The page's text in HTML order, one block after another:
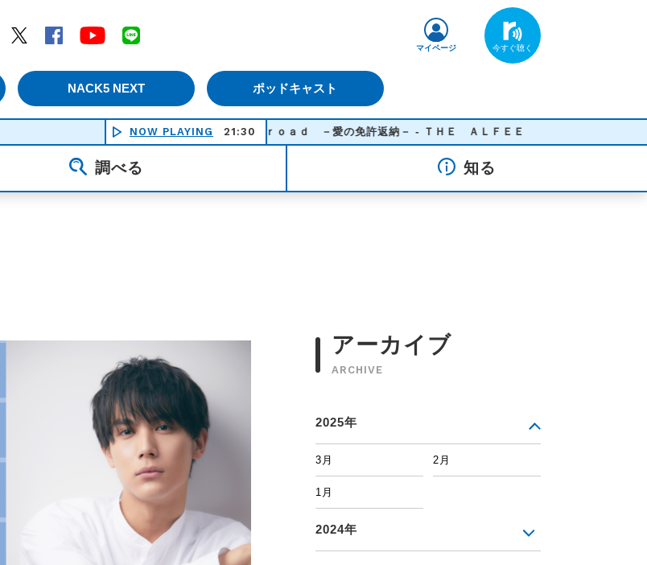
Twitter
Facebook YouTube
NACK5 NEXT ポッドキャスト
マイページ
NOW PLAYING 21:30
Ｃｒｏｓｓｒｏａｄ －愛の免許返納－ - ＴＨＥ ＡＬＦＥＥ
調べる 知る
アーカイブ
ARCHIVE
2025年
3月 2月
1月
2024年